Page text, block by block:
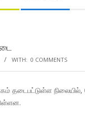
WITH: 0 COMMENTS
தடைபட்டுள்ள